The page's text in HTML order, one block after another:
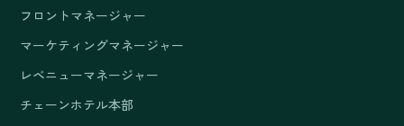
フロントマネージャー
マーケティングマネージャー
レベニューマネージャー
チェーンホテル本部